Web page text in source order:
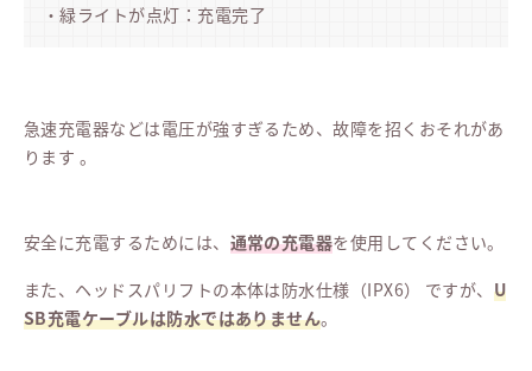
・緑ライトが点灯：充電完了
急速充電器などは電圧が強すぎるため、故障を招くおそれがあ
ります 。
安全に充電するためには、 通常の充電器を使用してください。
また、ヘッドスパリフトの本体は防水仕様（IPX6） ですが、 U
SB充電ケーブルは防水ではありません。